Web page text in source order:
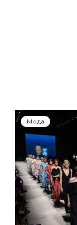
Мода